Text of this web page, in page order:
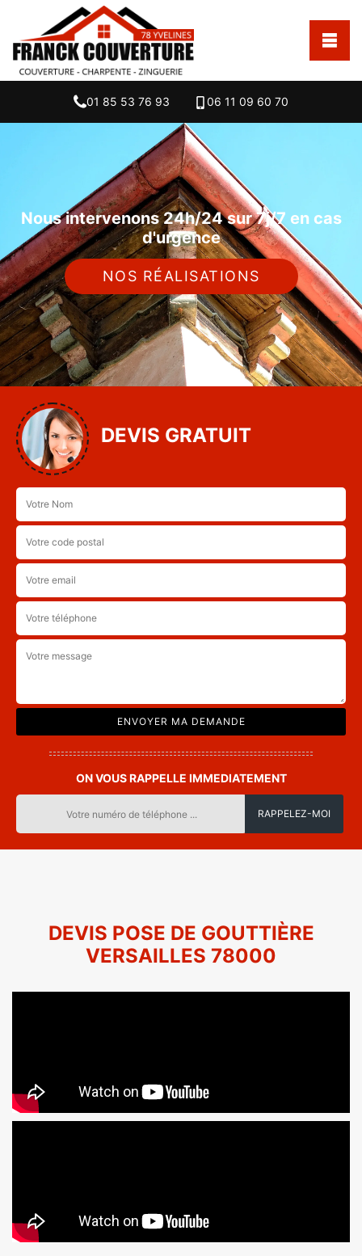
01 85 53 76 93 06 11 09 60 70
Nous intervenons 24h/24 sur 7j/7 en cas
d'urgence
NOS RÉALISATIONS
DEVIS GRATUIT
ON VOUS RAPPELLE IMMEDIATEMENT
DEVIS POSE DE GOUTTIÈRE
VERSAILLES 78000